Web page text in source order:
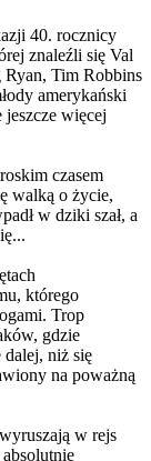
40. rocznicy
znaleźli się Val
Tim Robbins
amerykański
więcej
czasem
walką o życie,
w dziki szał, a
którego
Trop
gdzie
niż się
na poważną
w rejs